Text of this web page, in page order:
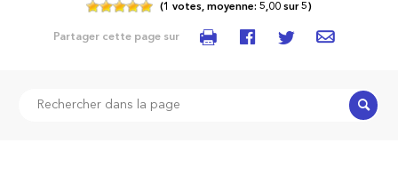
(1 votes, moyenne: 5,00 sur5)
Partager cette page sur